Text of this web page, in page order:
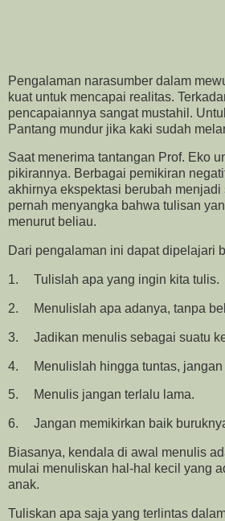
Pengalaman narasumber dalam
kuat untuk mencapai realitas.
pencapaiannya sangat mustahil.
Pantang mundur jika kaki sudah
Saat menerima tantangan Prof. Eko
pikirannya. Berbagai pemikiran
akhirnya ekspektasi berubah
pernah menyangka bahwa tulisan
menurut beliau.
Dari pengalaman ini dapat dipelajari
1. Tulislah apa yang ingin kita tulis.
2. Menulislah apa adanya, tanpa
3. Jadikan menulis sebagai suatu
4. Menulislah hingga tuntas,
5. Menulis jangan terlalu lama.
6. Jangan memikirkan baik
Biasanya, kendala di awal menulis
mulai menuliskan hal-hal kecil yang
anak.
Tuliskan apa saja yang terlintas